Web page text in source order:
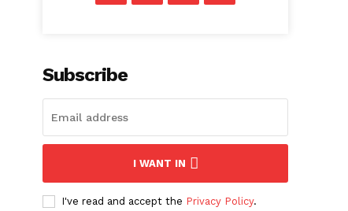
Subscribe
I WANT IN
I've read and accept the Privacy Policy.